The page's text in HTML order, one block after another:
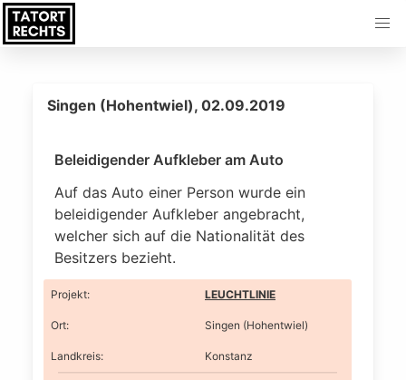
Singen (Hohentwiel), 02.09.2019
Beleidigender Aufkleber am Auto
Auf das Auto einer Person wurde ein
beleidigender Aufkleber angebracht,
welcher sich auf die Nationalität des
Besitzers bezieht.
Projekt: LEUCHTLINIE
Ort: Singen (Hohentwiel)
Landkreis: Konstanz